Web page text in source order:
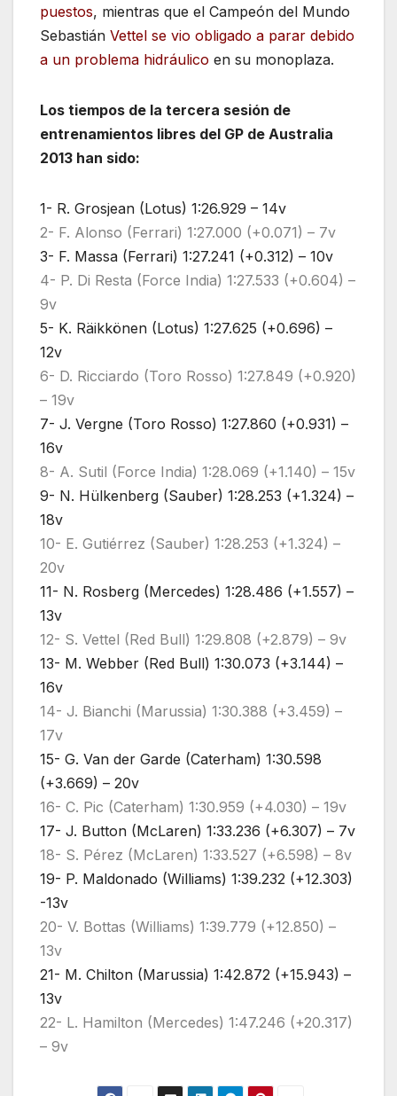
puestos, mientras que el Campeón del Mundo
Sebastián Vettel se vio obligado a parar debido
a un problema hidráulico en su monoplaza.
Los tiempos de la tercera sesión de
entrenamientos libres del GP de Australia
2013 han sido:
1- R. Grosjean (Lotus) 1:26.929 – 14v
2- F. Alonso (Ferrari) 1:27.000 (+0.071) – 7v
3- F. Massa (Ferrari) 1:27.241 (+0.312) – 10v
4- P. Di Resta (Force India) 1:27.533 (+0.604) –
9v
5- K. Räikkönen (Lotus) 1:27.625 (+0.696) –
12v
6- D. Ricciardo (Toro Rosso) 1:27.849 (+0.920)
– 19v
7- J. Vergne (Toro Rosso) 1:27.860 (+0.931) –
16v
8- A. Sutil (Force India) 1:28.069 (+1.140) – 15v
9- N. Hülkenberg (Sauber) 1:28.253 (+1.324) –
18v
10- E. Gutiérrez (Sauber) 1:28.253 (+1.324) –
20v
11- N. Rosberg (Mercedes) 1:28.486 (+1.557) –
13v
12- S. Vettel (Red Bull) 1:29.808 (+2.879) – 9v
13- M. Webber (Red Bull) 1:30.073 (+3.144) –
16v
14- J. Bianchi (Marussia) 1:30.388 (+3.459) –
17v
15- G. Van der Garde (Caterham) 1:30.598
(+3.669) – 20v
16- C. Pic (Caterham) 1:30.959 (+4.030) – 19v
17- J. Button (McLaren) 1:33.236 (+6.307) – 7v
18- S. Pérez (McLaren) 1:33.527 (+6.598) – 8v
19- P. Maldonado (Williams) 1:39.232 (+12.303)
-13v
20- V. Bottas (Williams) 1:39.779 (+12.850) –
13v
21- M. Chilton (Marussia) 1:42.872 (+15.943) –
13v
22- L. Hamilton (Mercedes) 1:47.246 (+20.317)
– 9v